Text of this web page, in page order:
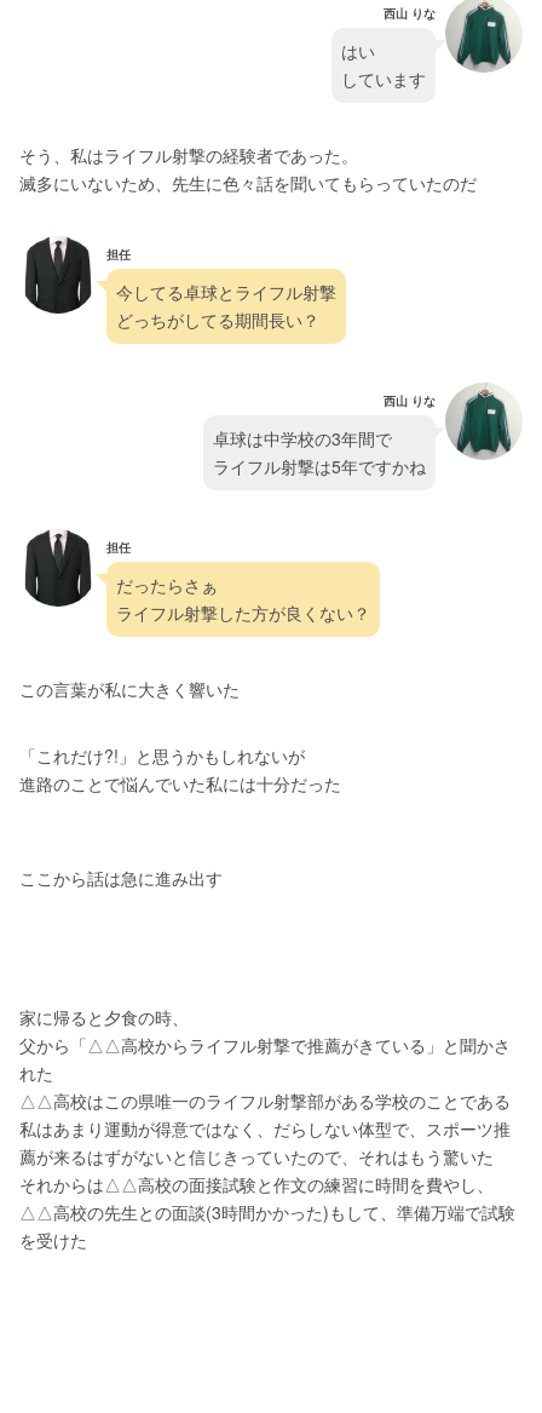
西山 りな
はい
しています
そう、私はライフル射撃の経験者であった。
滅多にいないため、先生に色々話を聞いてもらっていたのだ
担任
今してる卓球とライフル射撃
どっちがしてる期間長い？
西山 りな
卓球は中学校の3年間で
ライフル射撃は5年ですかね
担任
だったらさぁ
ライフル射撃した方が良くない？
この言葉が私に大きく響いた
「これだけ?!」と思うかもしれないが
進路のことで悩んでいた私には十分だった
ここから話は急に進み出す
家に帰ると夕食の時、
父から「△△高校からライフル射撃で推薦がきている」と聞かさ
れた
△△高校はこの県唯一のライフル射撃部がある学校のことである
私はあまり運動が得意ではなく、だらしない体型で、スポーツ推
薦が来るはずがないと信じきっていたので、それはもう驚いた
それからは△△高校の面接試験と作文の練習に時間を費やし、
△△高校の先生との面談(3時間かかった)もして、準備万端で試験
を受けた